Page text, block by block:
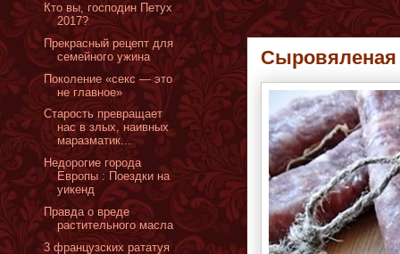
Сыровяленая
Кто вы, господин Петух
2017?
Прекрасный рецепт для
семейного ужина
Поколение «секс — это
не главное»
Старость превращает
нас в злых, наивных
маразматик...
Недорогие города
Европы : Поездки на
уикенд
Правда о вреде
растительного масла
3 французских рататуя